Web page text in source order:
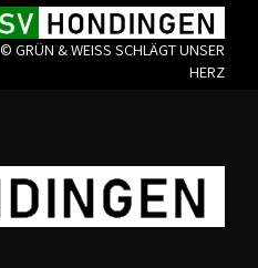
© GRÜN & WEISS SCHLÄGT UNSER
HERZ